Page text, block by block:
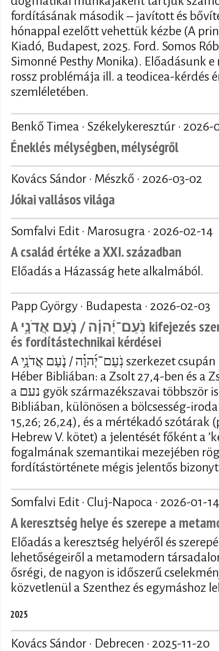
fordításának második – javított és
hónappal ezelőtt vehettük kézbe (A
Kiadó, Budapest, 2025. Ford. Somos
Simonné Pesthy Monika). Előadásunk
rossz problémája ill. a teodicea-kérdés
szemléletében.
Benkő Timea · Székelykeresztúr · 2026-
Éneklés mélységben, mélységről
Kovács Sándor · Mészkő · 2026-03-02
Jókai vallásos világa
Somfalvi Edit · Marosugra · 2026-02-14
A család értéke a XXI. században
Előadás a Házasság hete alkalmából.
Papp György · Budapesta · 2026-02-03
A נֹֽעַם־יְ֜הוָ֗ה / נֹ֤עַם אֲדֹנָ֥י kifejezés szemantikai, vallástörténeti
és fordítástechnikai kérdései
A נֹֽעַם־יְ֜הוָ֗ה / נֹ֤עַם אֲדֹנָ֥י szerkezet csupán kétszer fordul elő a
Héber Bibliában: a Zsolt 27,4-ben és a
a נעם gyök származékszavai többször is előfordulnak a Héber
Bibliában, különösen a bölcsesség-
15,26; 26,24), és a mértékadó szótárak
Hebrew V. kötet) a jelentését főként a
fogalmának szemantikai mezejében
fordítástörténete mégis jelentős
Somfalvi Edit · Cluj-Napoca · 2026-01-14
A keresztség helye és szerepe a
Előadás a keresztség helyéről és
lehetőségeiről a metamodern
ősrégi, de nagyon is időszerű
közvetlenül a Szenthez és egymáshoz
2025
Kovács Sándor · Debrecen · 2025-11-20